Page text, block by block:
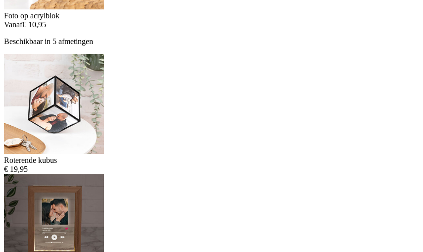
Foto op acrylblok
Vanaf€ 10,95
Beschikbaar in 5 afmetingen
Roterende kubus
€ 19,95